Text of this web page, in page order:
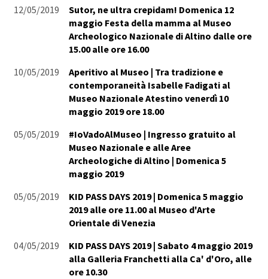
12/05/2019
Sutor, ne ultra crepidam! Domenica 12
maggio Festa della mamma al Museo
Archeologico Nazionale di Altino dalle ore
15.00 alle ore 16.00
10/05/2019
Aperitivo al Museo | Tra tradizione e
contemporaneità Isabelle Fadigati al
Museo Nazionale Atestino venerdì 10
maggio 2019 ore 18.00
05/05/2019
#IoVadoAlMuseo | Ingresso gratuito al
Museo Nazionale e alle Aree
Archeologiche di Altino | Domenica 5
maggio 2019
05/05/2019
KID PASS DAYS 2019 | Domenica 5 maggio
2019 alle ore 11.00 al Museo d'Arte
Orientale di Venezia
04/05/2019
KID PASS DAYS 2019 | Sabato 4 maggio 2019
alla Galleria Franchetti alla Ca' d'Oro, alle
ore 10.30